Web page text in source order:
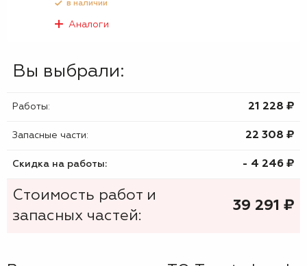
в наличии
Аналоги
Вы выбрали:
Работы: 21 228 ₷
Запасные части: 22 308 ₷
Скидка на работы: - 4 246 ₷
Стоимость работ и
запасных частей:
39 291 ₷